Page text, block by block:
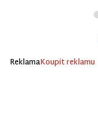
ReklamaKoupit reklamu